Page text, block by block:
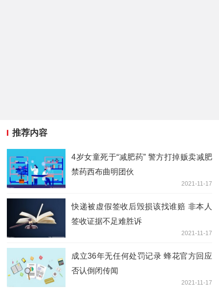
推荐内容
4岁女童死于“减肥药” 警方打掉贩卖减肥
禁药西布曲明团伙
2021-11-17
快递被虚假签收后毁损该找谁赔 非本人
签收证据不足难胜诉
2021-11-17
成立36年无任何处罚记录 蜂花官方回应
否认倒闭传闻
2021-11-17